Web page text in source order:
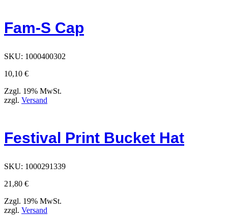
Fam-S Cap
SKU: 1000400302
10,10 €
Zzgl. 19% MwSt.
zzgl. Versand
Festival Print Bucket Hat
SKU: 1000291339
21,80 €
Zzgl. 19% MwSt.
zzgl. Versand